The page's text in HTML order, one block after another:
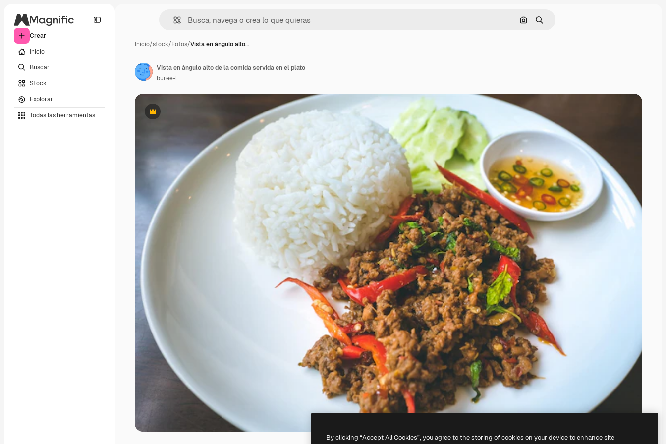
Crear
Inicio
Buscar
Stock
Explorar
Todas las herramientas
Buscar por imagen
Buscar
Inicio/stock/Fotos/Vista en ángulo alto…
Premium
Vista en ángulo alto de la comida servida en el plato
buree-l
By clicking “Accept All Cookies”, you agree to the storing of cookies on your device to enhance site